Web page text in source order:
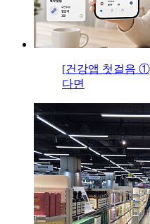
[건강앱 첫걸음
다면